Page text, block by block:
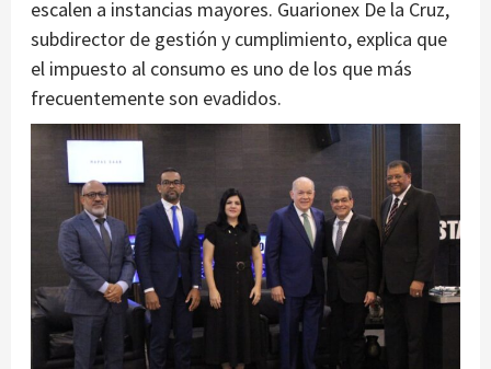
escalen a instancias mayores. Guarionex De la Cruz,
subdirector de gestión y cumplimiento, explica que
el impuesto al consumo es uno de los que más
frecuentemente son evadidos.